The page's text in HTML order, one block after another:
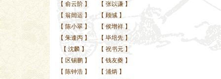
【 俞云阶 】 【 张以谦 】
【 翁闿运 】 【 顾缄 】
【 陈小翠 】 【 侯增祥 】
【 朱逢丙 】 【 毕培先 】
【 沈麟 】 【 祝书元 】
【 区锡鹏 】 【 钱友夔 】
【 陈钟浩 】 【 浦炳 】